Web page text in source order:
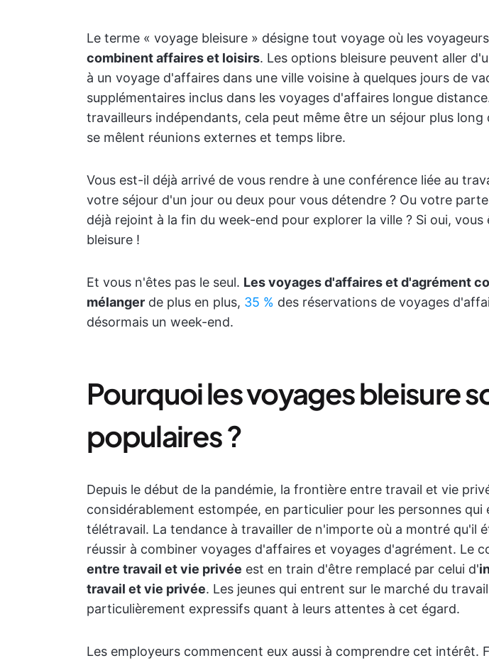
Le terme « voyage bleisure » désigne tout voyage où les
combinent affaires et loisirs. Les options bleisure peuvent aller
à un voyage d'affaires dans une ville voisine à quelques jours de
supplémentaires inclus dans les voyages d'affaires longue
travailleurs indépendants, cela peut même être un séjour plus long
se mêlent réunions externes et temps libre.
Vous est-il déjà arrivé de vous rendre à une conférence liée au
votre séjour d'un jour ou deux pour vous détendre ? Ou votre
déjà rejoint à la fin du week-end pour explorer la ville ? Si oui, vous
bleisure !
Et vous n'êtes pas le seul. Les voyages d'affaires et d'agrément
mélanger de plus en plus, 35 % des réservations de voyages
désormais un week-end.
Pourquoi les voyages bleisure
populaires ?
Depuis le début de la pandémie, la frontière entre travail et vie
considérablement estompée, en particulier pour les personnes
télétravail. La tendance à travailler de n'importe où a montré qu'il
réussir à combiner voyages d'affaires et voyages d'agrément. Le
entre travail et vie privée est en train d'être remplacé par celui d'
travail et vie privée. Les jeunes qui entrent sur le marché du
particulièrement expressifs quant à leurs attentes à cet égard.
Les employeurs commencent eux aussi à comprendre cet intérêt.